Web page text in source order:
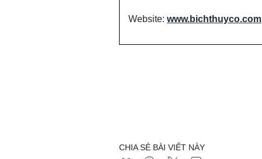
Website: www.bichthuyco.com
CHIA SẺ BÀI VIẾT NÀY